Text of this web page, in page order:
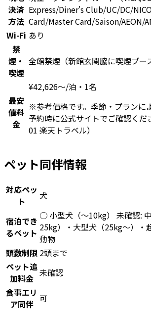
決済
方法
Express/Diner's Club/UC/DC/
Card/Master Card/Saison/AEON/
Wi-Fi あり
禁
煙・
喫煙
全館禁煙（新館玄関脇に喫煙ブー
最安
値料
金
¥42,626〜/泊・1名
※参考価格です。季節・プランに
予約時に公式サイトでご確認くだ
01 楽天トラベル）
ペット同伴情報
対応ペッ
ト
犬
宿泊でき
るペット
○ 小型犬（〜10kg） 未確認:
25kg）・大型犬（25kg〜）・
動物
頭数制限 2頭まで
ペット追
加料金 未確認
食事エリ
ア同伴 可